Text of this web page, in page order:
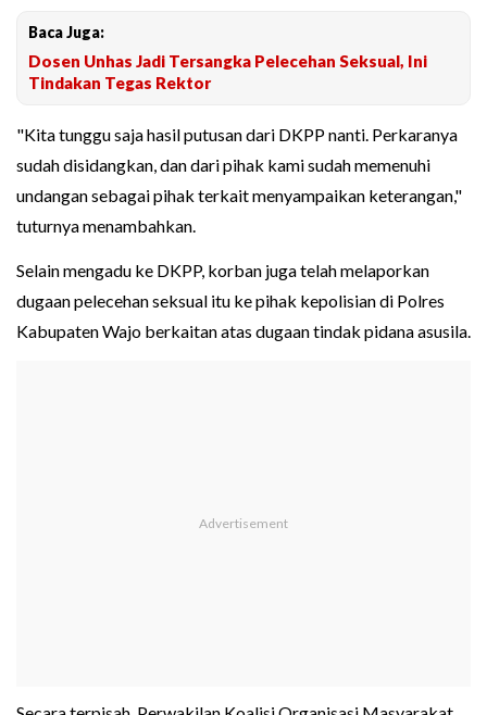
Baca Juga:
Dosen Unhas Jadi Tersangka Pelecehan Seksual, Ini
Tindakan Tegas Rektor
"Kita tunggu saja hasil putusan dari DKPP nanti. Perkaranya
sudah disidangkan, dan dari pihak kami sudah memenuhi
undangan sebagai pihak terkait menyampaikan keterangan,"
tuturnya menambahkan.
Selain mengadu ke DKPP, korban juga telah melaporkan
dugaan pelecehan seksual itu ke pihak kepolisian di Polres
Kabupaten Wajo berkaitan atas dugaan tindak pidana asusila.